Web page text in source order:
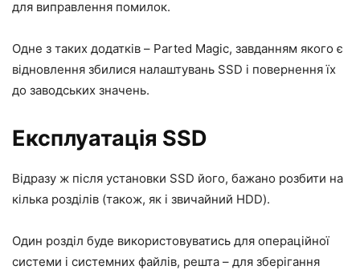
для виправлення помилок.
Одне з таких додатків – Parted Magic, завданням якого є
відновлення збилися налаштувань SSD і повернення їх
до заводських значень.
Експлуатація SSD
Відразу ж після установки SSD його, бажано розбити на
кілька розділів (також, як і звичайний HDD).
Один розділ буде використовуватись для операційної
системи і системних файлів, решта – для зберігання